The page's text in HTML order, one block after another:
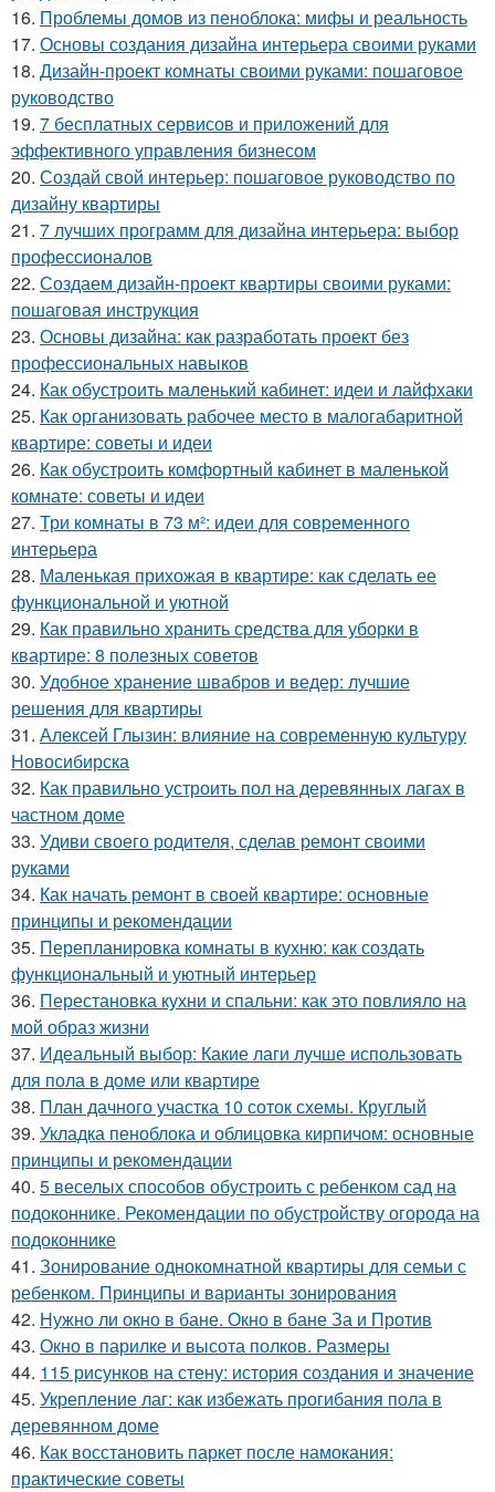
16. Проблемы домов из пеноблока: мифы и реальность
17. Основы создания дизайна интерьера своими руками
18. Дизайн-проект комнаты своими руками: пошаговое
руководство
19. 7 бесплатных сервисов и приложений для
эффективного управления бизнесом
20. Создай свой интерьер: пошаговое руководство по
дизайну квартиры
21. 7 лучших программ для дизайна интерьера: выбор
профессионалов
22. Создаем дизайн-проект квартиры своими руками:
пошаговая инструкция
23. Основы дизайна: как разработать проект без
профессиональных навыков
24. Как обустроить маленький кабинет: идеи и лайфхаки
25. Как организовать рабочее место в малогабаритной
квартире: советы и идеи
26. Как обустроить комфортный кабинет в маленькой
комнате: советы и идеи
27. Три комнаты в 73 м²: идеи для современного
интерьера
28. Маленькая прихожая в квартире: как сделать ее
функциональной и уютной
29. Как правильно хранить средства для уборки в
квартире: 8 полезных советов
30. Удобное хранение швабров и ведер: лучшие
решения для квартиры
31. Алексей Глызин: влияние на современную культуру
Новосибирска
32. Как правильно устроить пол на деревянных лагах в
частном доме
33. Удиви своего родителя, сделав ремонт своими
руками
34. Как начать ремонт в своей квартире: основные
принципы и рекомендации
35. Перепланировка комнаты в кухню: как создать
функциональный и уютный интерьер
36. Перестановка кухни и спальни: как это повлияло на
мой образ жизни
37. Идеальный выбор: Какие лаги лучше использовать
для пола в доме или квартире
38. План дачного участка 10 соток схемы. Круглый
39. Укладка пеноблока и облицовка кирпичом: основные
принципы и рекомендации
40. 5 веселых способов обустроить с ребенком сад на
подоконнике. Рекомендации по обустройству огорода на
подоконнике
41. Зонирование однокомнатной квартиры для семьи с
ребенком. Принципы и варианты зонирования
42. Нужно ли окно в бане. Окно в бане За и Против
43. Окно в парилке и высота полков. Размеры
44. 115 рисунков на стену: история создания и значение
45. Укрепление лаг: как избежать прогибания пола в
деревянном доме
46. Как восстановить паркет после намокания:
практические советы